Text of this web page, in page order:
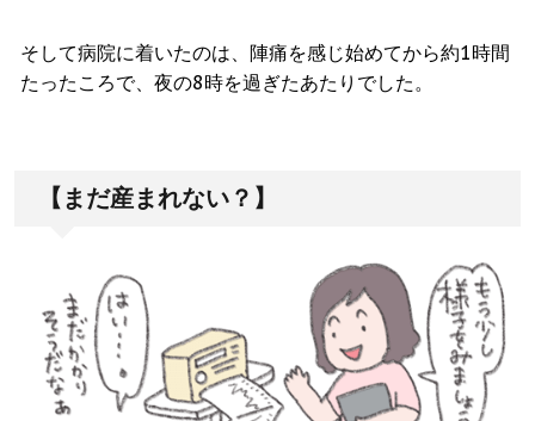
そして病院に着いたのは、陣痛を感じ始めてから約1時間
たったころで、夜の8時を過ぎたあたりでした。
【まだ産まれない？】